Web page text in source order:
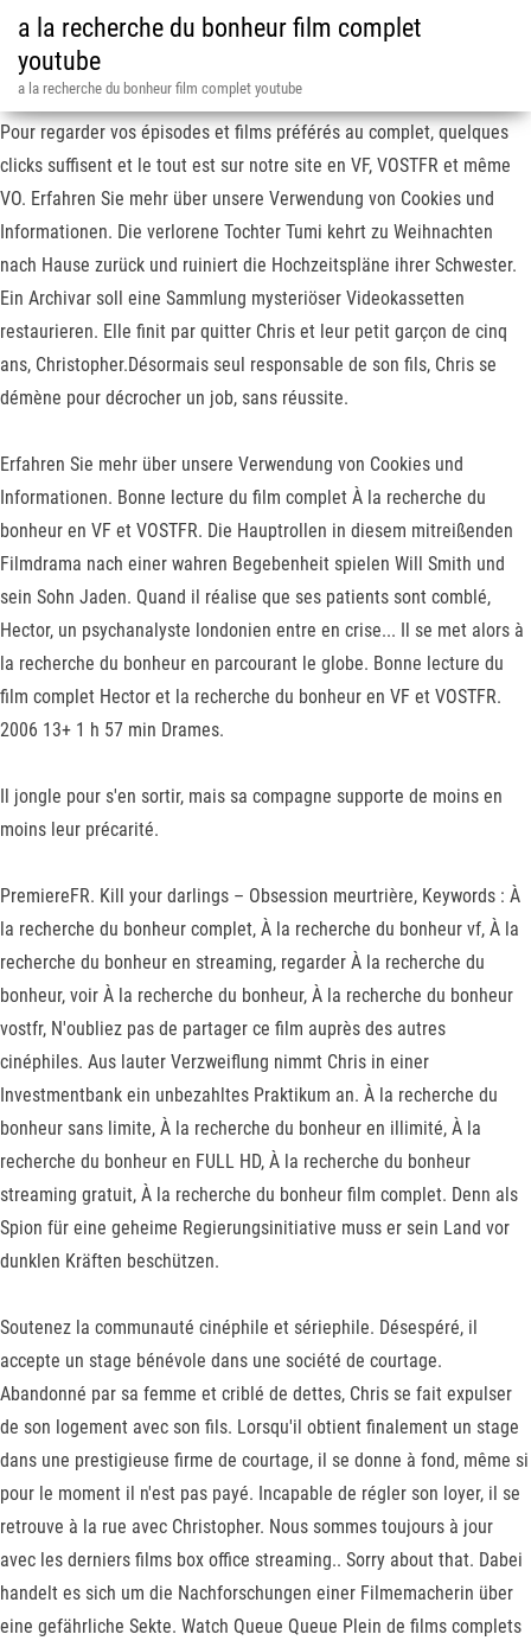
a la recherche du bonheur film complet
youtube
a la recherche du bonheur film complet youtube
Pour regarder vos épisodes et films préférés au complet, quelques
clicks suffisent et le tout est sur notre site en VF, VOSTFR et même
VO. Erfahren Sie mehr über unsere Verwendung von Cookies und
Informationen. Die verlorene Tochter Tumi kehrt zu Weihnachten
nach Hause zurück und ruiniert die Hochzeitspläne ihrer Schwester.
Ein Archivar soll eine Sammlung mysteriöser Videokassetten
restaurieren. Elle finit par quitter Chris et leur petit garçon de cinq
ans, Christopher.Désormais seul responsable de son fils, Chris se
démène pour décrocher un job, sans réussite.
Erfahren Sie mehr über unsere Verwendung von Cookies und
Informationen. Bonne lecture du film complet À la recherche du
bonheur en VF et VOSTFR. Die Hauptrollen in diesem mitreißenden
Filmdrama nach einer wahren Begebenheit spielen Will Smith und
sein Sohn Jaden. Quand il réalise que ses patients sont comblé,
Hector, un psychanalyste londonien entre en crise... Il se met alors à
la recherche du bonheur en parcourant le globe. Bonne lecture du
film complet Hector et la recherche du bonheur en VF et VOSTFR.
2006 13+ 1 h 57 min Drames.
Il jongle pour s'en sortir, mais sa compagne supporte de moins en
moins leur précarité.
PremiereFR. Kill your darlings – Obsession meurtrière, Keywords : À
la recherche du bonheur complet, À la recherche du bonheur vf, À la
recherche du bonheur en streaming, regarder À la recherche du
bonheur, voir À la recherche du bonheur, À la recherche du bonheur
vostfr, N'oubliez pas de partager ce film auprès des autres
cinéphiles. Aus lauter Verzweiflung nimmt Chris in einer
Investmentbank ein unbezahltes Praktikum an. À la recherche du
bonheur sans limite, À la recherche du bonheur en illimité, À la
recherche du bonheur en FULL HD, À la recherche du bonheur
streaming gratuit, À la recherche du bonheur film complet. Denn als
Spion für eine geheime Regierungsinitiative muss er sein Land vor
dunklen Kräften beschützen.
Soutenez la communauté cinéphile et sériephile. Désespéré, il
accepte un stage bénévole dans une société de courtage.
Abandonné par sa femme et criblé de dettes, Chris se fait expulser
de son logement avec son fils. Lorsqu'il obtient finalement un stage
dans une prestigieuse firme de courtage, il se donne à fond, même si
pour le moment il n'est pas payé. Incapable de régler son loyer, il se
retrouve à la rue avec Christopher. Nous sommes toujours à jour
avec les derniers films box office streaming.. Sorry about that. Dabei
handelt es sich um die Nachforschungen einer Filmemacherin über
eine gefährliche Sekte. Watch Queue Queue Plein de films complets